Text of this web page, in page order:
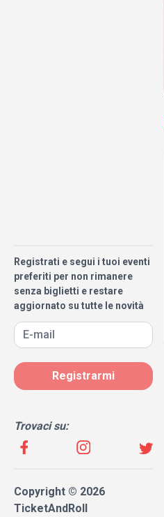
Registrati e segui i tuoi eventi
preferiti per non rimanere
senza biglietti e restare
aggiornato su tutte le novità
Registrarmi
Trovaci su:
Copyright © 2026
TicketAndRoll